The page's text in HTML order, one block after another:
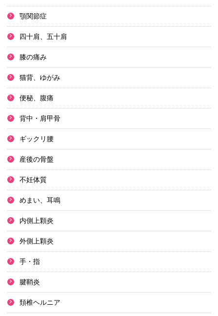
顎関節症
四十肩、五十肩
膝の痛み
猫背、ゆがみ
便秘、腹痛
背中・肩甲骨
ギックリ腰
産後の骨盤
不妊体質
めまい、耳鳴
内側上顆炎
外側上顆炎
手・指
腱鞘炎
頚椎ヘルニア